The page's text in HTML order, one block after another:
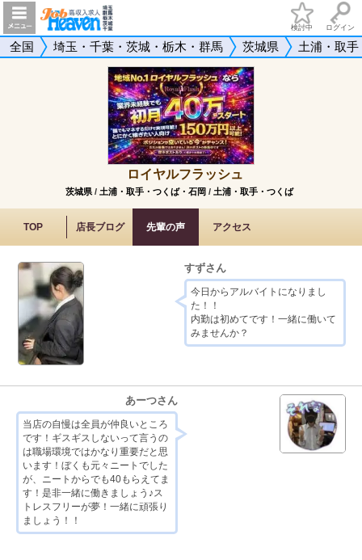
検討中 ログイン
全国 埼玉・千葉・茨城・栃木・群馬 茨城県 土浦・取
ロイヤルフラッシュ
茨城県/ 土浦・取手・つくば・石岡 / 土浦・取手・つくば
TOP 店長ブログ 先輩の声 アクセス
すずさん
今日からアルバイトになりまし
た！！
内勤は初めてです！一緒に働いて
みませんか？
あーつさん
当店の自慢は全員が仲良いところ
です！ギスギスしないって言うの
は職場環境ではかなり重要だと思
います！ぼくも元々ニートでした
が、ニートからでも40もらえてま
す！是非一緒に働きましょう♪ス
トレスフリーが夢！一緒に頑張り
ましょう！！